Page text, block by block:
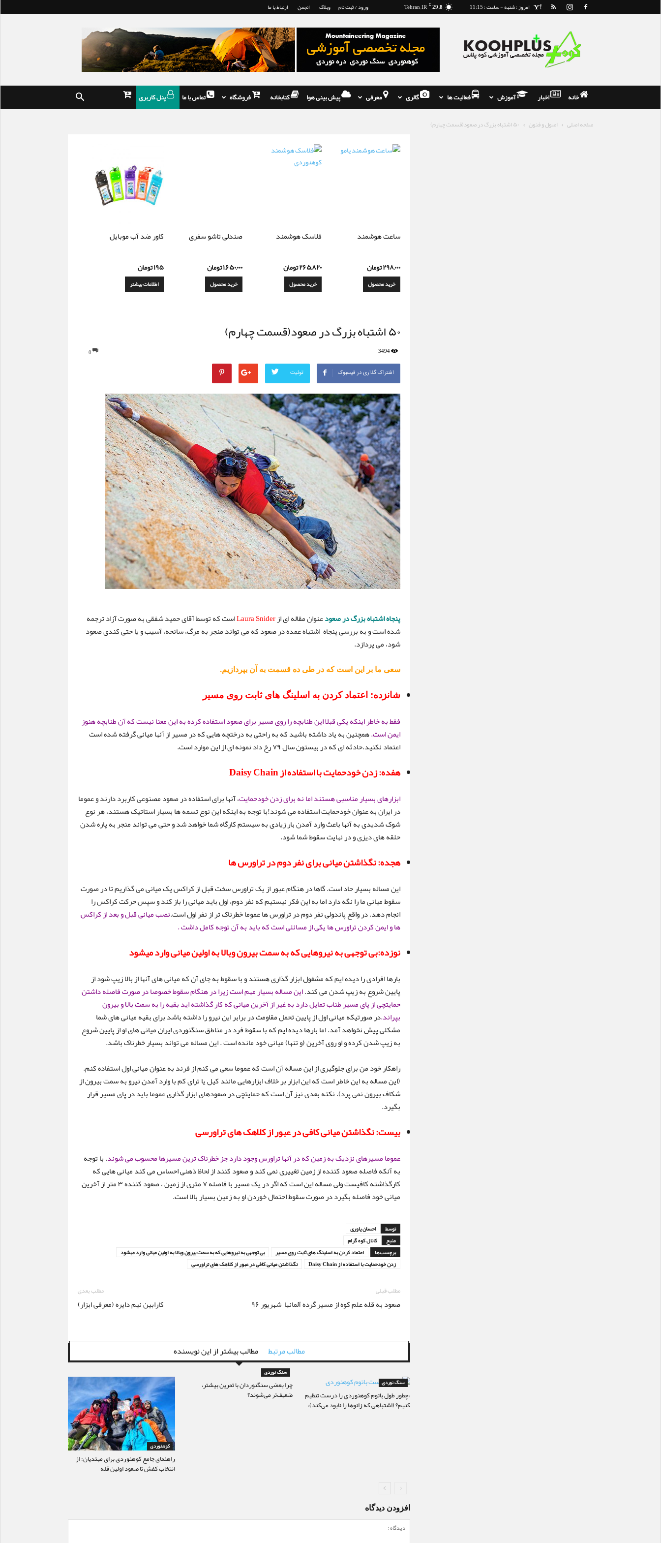
29.8
C
Tehran, IR امروز : شنبه - ساعت : 11:15 ورود / ثبت نام وبلاگ انجمن ارتباط با ما
مجله
و
فروشگاه
تخصصی
نوردی
خانه اخبار آموزش فعالیت ها گالری معرفی پیش بینی هوا کتابخانه فروشگاه تماس با ما پنل کاربری
صفحه اصلی اصول و فنون ۵۰ اشتباه بزرگ در صعود(قسمت چهارم)
ساعت هوشمند
۲۹۸,۰۰۰تومان
خرید محصول
فلاسک هوشمند
۲۶۵,۸۲۰تومان
خرید محصول
صندلی تاشو سفری
۱,۶۵۰,۰۰۰تومان
خرید محصول
کاور ضد آب موبایل
۱۹۵تومان
اطلاعات بیشتر
۵۰ اشتباه بزرگ در صعود(قسمت چهارم)
0 3494
اشتراک گذاری در فیسبوک توئیت
پنجاه اشتباه بزرگ در صعودعنوان مقاله ای ازLaura Sniderاست که توسط آقای حمید شفقی به صورت آزاد ترجمه
شده است و به بررسی پنجاه اشتباه عمده در صعود که می تواند منجر به مرگ، سانحه، آسیب و یا حتی کندی صعود
شود، می پردازد.
سعی ما بر این است که در طی ده قسمت به آن بپردازیم.
شانزده: اعتماد کردن به اسلینگ های ثابت روی مسیر
فقط به خاطر اینکه یکی قبلا این طنابچه را روی مسیر برای صعود استفاده کرده به این معنا نیست که آن طنابچه هنوز
ایمن است.همچنین به یاد داشته باشید که به راحتی به درختچه هایی که در مسیر از آنها میانی گرفته شده است
اعتماد نکنید.حادثه ای که در بیستون سال ۷۹ رخ داد نمونه ای از این موارد است.
هفده: زدن خودحمایت با استفاده از Daisy Chain
ابزارهای بسیار مناسبی هستند اما نه برای زدن خودحمایت، آنها برای استفاده در صعود مصنوعی کاربرد دارند و عموما
در ایران به عنوان خودحمایت استفاده می شوند!با توجه به اینکه این نوع تسمه ها بسیار استاتیک هستند، هر نوع
شوک شدیدی به آنها باعث وارد آمدن بار زیادی به سیستم کارگاه شما خواهد شد و حتی می تواند منجر به پاره شدن
حلقه های دیزی و در نهایت سقوط شما شود.
هجده: نگذاشتن میانی برای نفر دوم در تراورس ها
این مساله بسیار حاد است. گاها در هنگام عبور از یک تراورس سخت قبل از کراکس یک میانی می گذاریم تا در صورت
سقوط میانی ما را نگه دارد اما به این فکر نیستیم که نفر دوم، اول باید میانی را باز کند و سپس حرکت کراکس را
انجام دهد. در واقع پاندولی نفر دوم در تراورس ها عموما خطرناک تر از نفر اول است.نصب میانی قبل و بعد از کراکس
ها و ایمن کردن تراورس ها یکی از مسائلی است که باید به آن توجه کامل داشت .
نوزده:بی توجهی به نیروهایی که به سمت بیرون وبالا به اولین میانی وارد میشود
بارها افرادی را دیده ایم که مشغول ابزار گذاری هستند و با سقوط به جای آن که میانی های آنها از بالا زیپ شود از
پایین شروع به زیپ شدن می کند.این مساله بسیار مهم است زیرا در هنگام سقوط خصوصا در صورت فاصله داشتن
حمایتچی از پای مسیر طناب تمایل دارد به غیر از آخرین میانی که کار گذاشته اید بقیه را به سمت بالا و بیرون
بپراند.در صورتیکه میانی اول از پایین تحمل مقاومت در برابر این نیرو را داشته باشد برای بقیه میانی های شما
مشکلی پیش نخواهد آمد. اما بارها دیده ایم که با سقوط فرد در مناطق سنگنوردی ایران میانی های او از پایین شروع
به زیپ شدن کرده و او روی آخرین (و تنها) میانی خود مانده است . این مساله می تواند بسیار خطرناک باشد.
راهکار خود من برای جلوگیری از این مساله آن است که عموما سعی می کنم از فرند به عنوان میانی اول استفاده کنم.
(این مساله به این خاطر است که این ابزار بر خلاف ابزارهایی مانند کیل یا ترای کم با وارد آمدن نیرو به سمت بیرون از
شکاف بیرون نمی پرد). نکته بعدی نیز آن است که حمایتچی در صعودهای ابزار گذاری عموما باید در پای مسیر قرار
بگیرد.
بیست: نگذاشتن میانی کافی در عبور از کلاهک های تراورسی
عموما مسیرهای نزدیک به زمین که در آنها تراورس وجود دارد جز خطرناک ترین مسیرها محسوب می شوند. با توجه
به آنکه فاصله صعود کننده از زمین تغییری نمی کند و صعود کنند از لحاظ ذهنی احساس می کند میانی هایی که
کارگذاشته کافیست ولی مساله این است که اگر در یک مسیر با فاصله ۷ متری از زمین ، صعود کننده ۳ متر از آخرین
میانی خود فاصله بگیرد در صورت سقوط احتمال خوردن او به زمین بسیار بالا است.
توسط
احسان یاوری
منبع
کانال کوه گرام
برچسب‌ها
اعتماد کردن به اسلینگ های ثابت روی مسیر
بی توجهی به نیروهایی که به سمت بیرون وبالا به اولین میانی وارد میشود
زدن خودحمایت با استفاده از Daisy Chain
نگذاشتن میانی کافی در عبور از کلاهک های تراورسی
مطلب قبلی
صعود به قله علم کوه از مسیر گرده آلمانها شهریور ۹۶
مطلب بعدی
کارابین نیم دایره (معرفی ابزار)
مطالب مرتبط مطالب بیشتر از این نویسنده
کوهنوردی
راهنمای جامع کوهنوردی برای مبتدیان: از
انتخاب کفش تا صعود اولین قله
سنگ نوردی
چرا بعضی سنگنوردان با تمرین بیشتر،
ضعیف‌تر می‌شوند؟
سنگ نوردی
«چطور طول باتوم کوهنوردی را درست تنظیم
کنیم؟ (اشتباهی که زانوها را نابود می‌کند)»
افزودن دیدگاه